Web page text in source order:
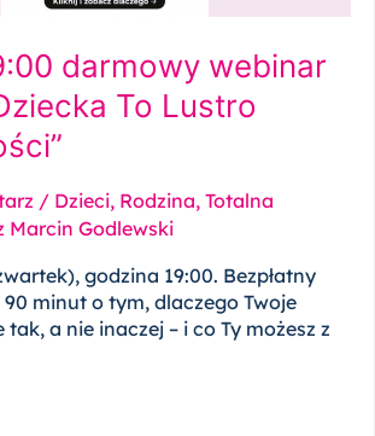
darmowy webinar
To Lustro
/ Dzieci, Rodzina, Totalna
Marcin Godlewski
godzina 19:00. Bezpłatny
minut o tym, dlaczego Twoje
a nie inaczej – i co Ty możesz z